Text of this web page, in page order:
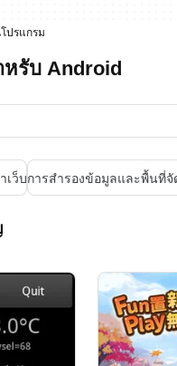
ปรแกรม
รับ Android
เว็บการสำรองข้อมูลและพื้นที่